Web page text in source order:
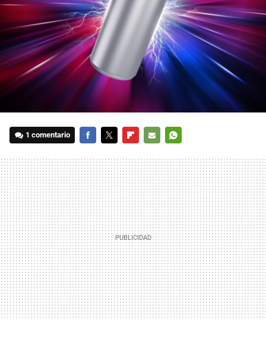
1 comentario
MAIL